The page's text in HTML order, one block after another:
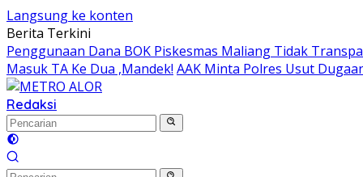
Langsung ke konten
Berita Terkini
Penggunaan Dana BOK Piskesmas Maliang Tidak
Masuk TA Ke Dua ,Mandek! AAK Minta Polres Usut
Redaksi